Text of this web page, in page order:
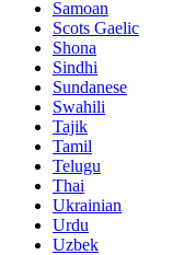
Samoan
Scots Gaelic
Shona
Sindhi
Sundanese
Swahili
Tajik
Tamil
Telugu
Thai
Ukrainian
Urdu
Uzbek